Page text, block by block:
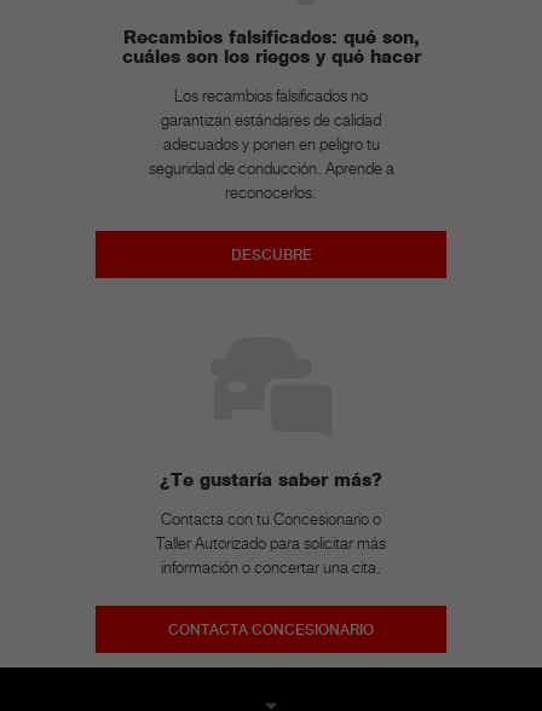
Recambios falsificados: qué son,
cuáles son los riegos y qué hacer
Los recambios falsificados no
garantizan estándares de calidad
adecuados y ponen en peligro tu
seguridad de conducción. Aprende a
reconocerlos.
DESCUBRE
¿Te gustaría saber más?
Contacta con tu Concesionario o
Taller Autorizado para solicitar más
información o concertar una cita.
CONTACTA CONCESIONARIO